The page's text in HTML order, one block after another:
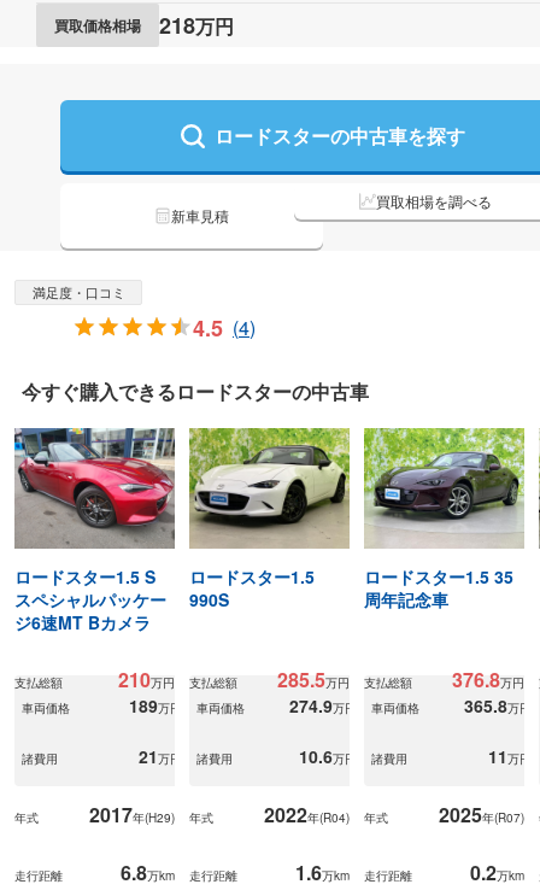
買取価格相場 218万円
ロードスターの中古車を探す
新車見積
買取相場を調べる
満足度・口コミ
4.5 (4)
今すぐ購入できる ロードスターの中古車
ロードスター1.5 S
スペシャルパッケー
ジ6速MT Bカメラ
支払総額 210万円
車両価格
189万円
諸費用 21万円
年式 2017年(H29)
走行距離 6.8万km
ロードスター1.5
990S
支払総額 285.5万円
車両価格
274.9万円
諸費用 10.6万円
年式 2022年(R04)
走行距離 1.6万km
ロードスター1.5 35
周年記念車
支払総額 376.8万円
車両価格
365.8万円
諸費用 11万円
年式 2025年(R07)
走行距離 0.2万km